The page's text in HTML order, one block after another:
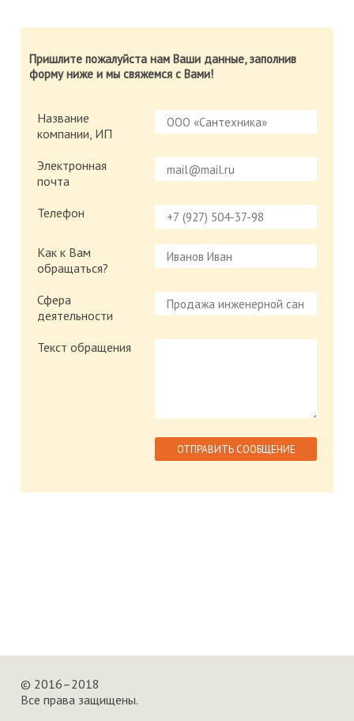
Пришлите пожалуйста нам Ваши данные, заполнив
форму ниже и мы свяжемся с Вами!
Название
компании, ИП
Электронная
почта
Телефон
Как к Вам
обращаться?
Сфера
деятельности
Текст обращения
© 2016–2018
Все права защищены.